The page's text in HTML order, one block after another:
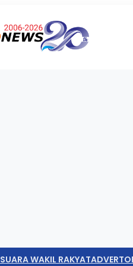
SUARA WAKIL RAKYAT